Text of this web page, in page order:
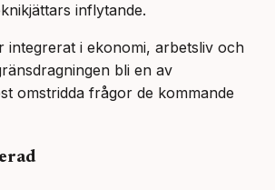
inflytande.
integrerat i ekonomi, arbetsliv och
bli en av
omstridda frågor de kommande